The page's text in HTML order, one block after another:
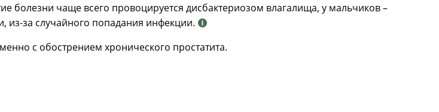
болезни чаще всего провоцируется дисбактериозом влагалища, у мальчиков –
из-за случайного попадания инфекции.
с обострением хронического простатита.